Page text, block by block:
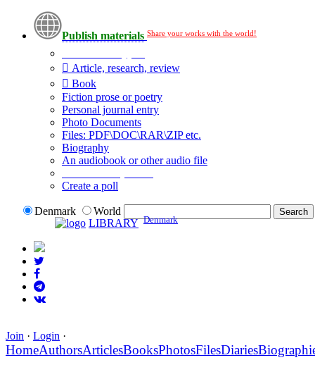
Publish materials Share your works with the world!
Article, research, review
Book
Fiction prose or poetry
Personal journal entry
Photo Documents
Files: PDF\DOC\RAR\ZIP etc.
Biography
An audiobook or other audio file
Create a poll
Denmark
World
LIBRARY Denmark
Join · Login ·
HomeAuthorsArticlesBooksPhotosFilesDiaries